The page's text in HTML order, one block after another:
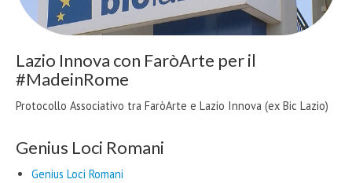
Lazio Innova con FaròArte per il
#MadeinRome
Protocollo Associativo tra FaròArte e Lazio Innova (ex Bic Lazio)
Genius Loci Romani
Genius Loci Romani